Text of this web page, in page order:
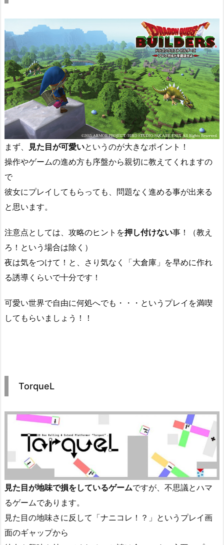
まず、 見た目が可愛いというのが大きなポイント！
操作やゲームの進め方も序盤から親切に教えてくれますの
で
彼女にプレイしてもらっても、問題なく進める事が出来る
と思います。
注意点としては、攻略のヒントを押し付けない事！（教え
ろ！という場合は除く）
夜は気をつけて！と、さり気なく「大倉庫」を早めに作れ
る誘導くらいで十分です！
可愛い世界で自由に何処へでも・・・というプレイを満喫
してもらいましょう！！
TorqueL
見た目が地味で損をしているゲームですが、不思議とハマ
るゲームであります。
見た目の地味さに反して「ナニコレ！？」というプレイ画
面のギャップから